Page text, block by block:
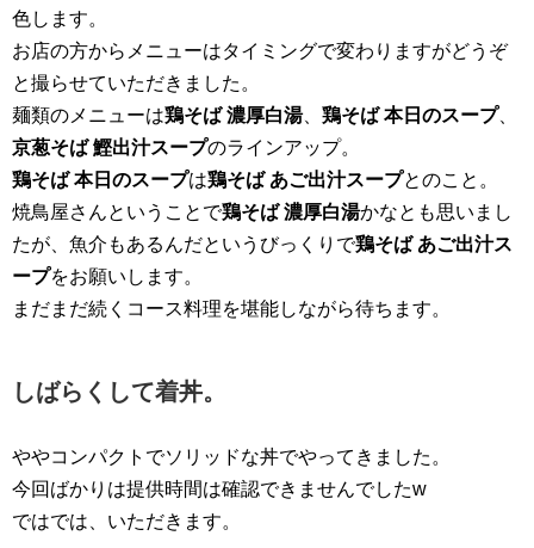
色します。
お店の方からメニューはタイミングで変わりますがどうぞ
と撮らせていただきました。
麺類のメニューは鶏そば 濃厚白湯、 鶏そば 本日のスープ、
京葱そば 鰹出汁スープのラインアップ。
鶏そば 本日のスープは鶏そば あご出汁スープとのこと。
焼鳥屋さんということで鶏そば 濃厚白湯かなとも思いまし
たが、魚介もあるんだというびっくりで鶏そば あご出汁ス
ープをお願いします。
まだまだ続くコース料理を堪能しながら待ちます。
しばらくして着丼。
ややコンパクトでソリッドな丼でやってきました。
今回ばかりは提供時間は確認できませんでしたw
ではでは、いただきます。